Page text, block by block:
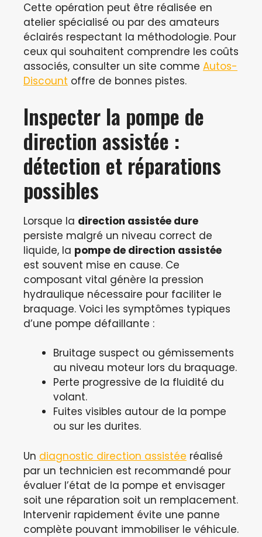
Cette opération peut être réalisée en
atelier spécialisé ou par des amateurs
éclairés respectant la méthodologie. Pour
ceux qui souhaitent comprendre les coûts
associés, consulter un site comme Autos-
Discount offre de bonnes pistes.
Inspecter la pompe de
direction assistée :
détection et réparations
possibles
Lorsque la direction assistée dure
persiste malgré un niveau correct de
liquide, la pompe de direction assistée
est souvent mise en cause. Ce
composant vital génère la pression
hydraulique nécessaire pour faciliter le
braquage. Voici les symptômes typiques
d’une pompe défaillante :
Bruitage suspect ou gémissements
au niveau moteur lors du braquage.
Perte progressive de la fluidité du
volant.
Fuites visibles autour de la pompe
ou sur les durites.
Un diagnostic direction assistée réalisé
par un technicien est recommandé pour
évaluer l’état de la pompe et envisager
soit une réparation soit un remplacement.
Intervenir rapidement évite une panne
complète pouvant immobiliser le véhicule.